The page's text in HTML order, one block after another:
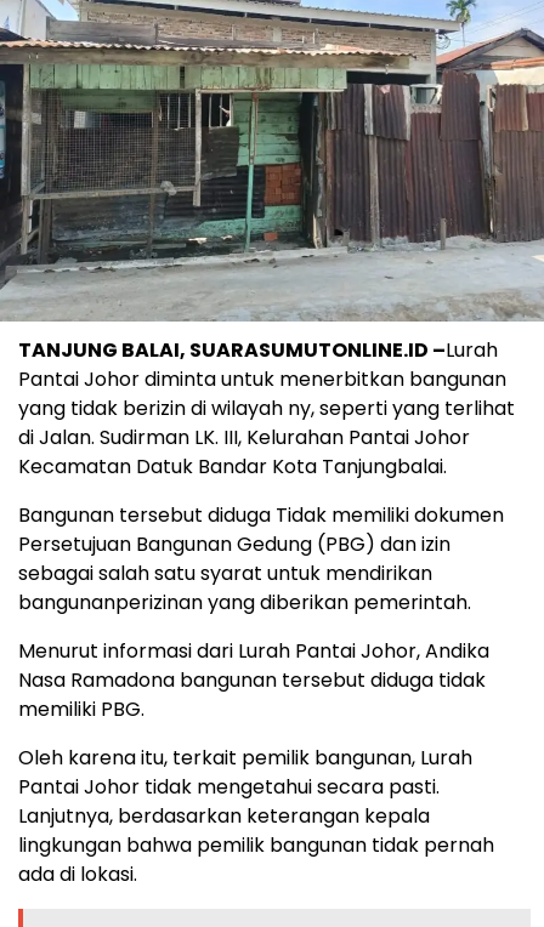
TANJUNG BALAI, SUARASUMUTONLINE.ID –Lurah
Pantai Johor diminta untuk menerbitkan bangunan
yang tidak berizin di wilayah ny, seperti yang terlihat
di Jalan. Sudirman LK. III, Kelurahan Pantai Johor
Kecamatan Datuk Bandar Kota Tanjungbalai.
Bangunan tersebut diduga Tidak memiliki dokumen
Persetujuan Bangunan Gedung (PBG) dan izin
sebagai salah satu syarat untuk mendirikan
bangunanperizinan yang diberikan pemerintah.
Menurut informasi dari Lurah Pantai Johor, Andika
Nasa Ramadona bangunan tersebut diduga tidak
memiliki PBG.
Oleh karena itu, terkait pemilik bangunan, Lurah
Pantai Johor tidak mengetahui secara pasti.
Lanjutnya, berdasarkan keterangan kepala
lingkungan bahwa pemilik bangunan tidak pernah
ada di lokasi.